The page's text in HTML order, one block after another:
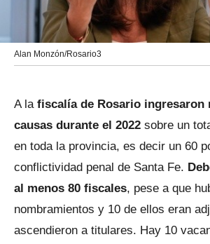
Alan Monzón/Rosario3
A la fiscalía de Rosario ingresaron
causas durante el 2022 sobre un
en toda la provincia, es decir un 60
conflictividad penal de Santa Fe.
al menos 80 fiscales, pese a que
nombramientos y 10 de ellos eran
ascendieron a titulares. Hay 10